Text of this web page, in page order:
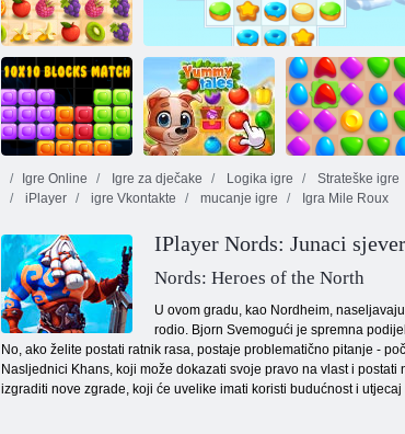
Klasični domini
2048 kuglice
Cookie Crush 3
Juicy linija
podudaranja
Ukusne priče Arena Boom
Igre Online Igre za dječake Logika igre Strateške igre
iPlayer
igre Vkontakte mucanje igre Igra Mile Roux
IPlayer Nords: Junaci
Nords: Heroes of the North
U ovom gradu, kao Nordheim,
rodio. Bjorn Svemogući je spremna
No, ako želite postati ratnik rasa, postaje problematično pitanje -
Nasljednici Khans, koji može dokazati svoje pravo na vlast i
izgraditi nove zgrade, koji će uvelike imati koristi budućnost i